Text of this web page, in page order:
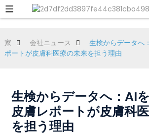
家 会社ニュース
生検からデータへ
ポートが皮膚科医療の未来を担う理由
生検からデータへ：AI
皮膚レポートが皮膚科
を担う理由